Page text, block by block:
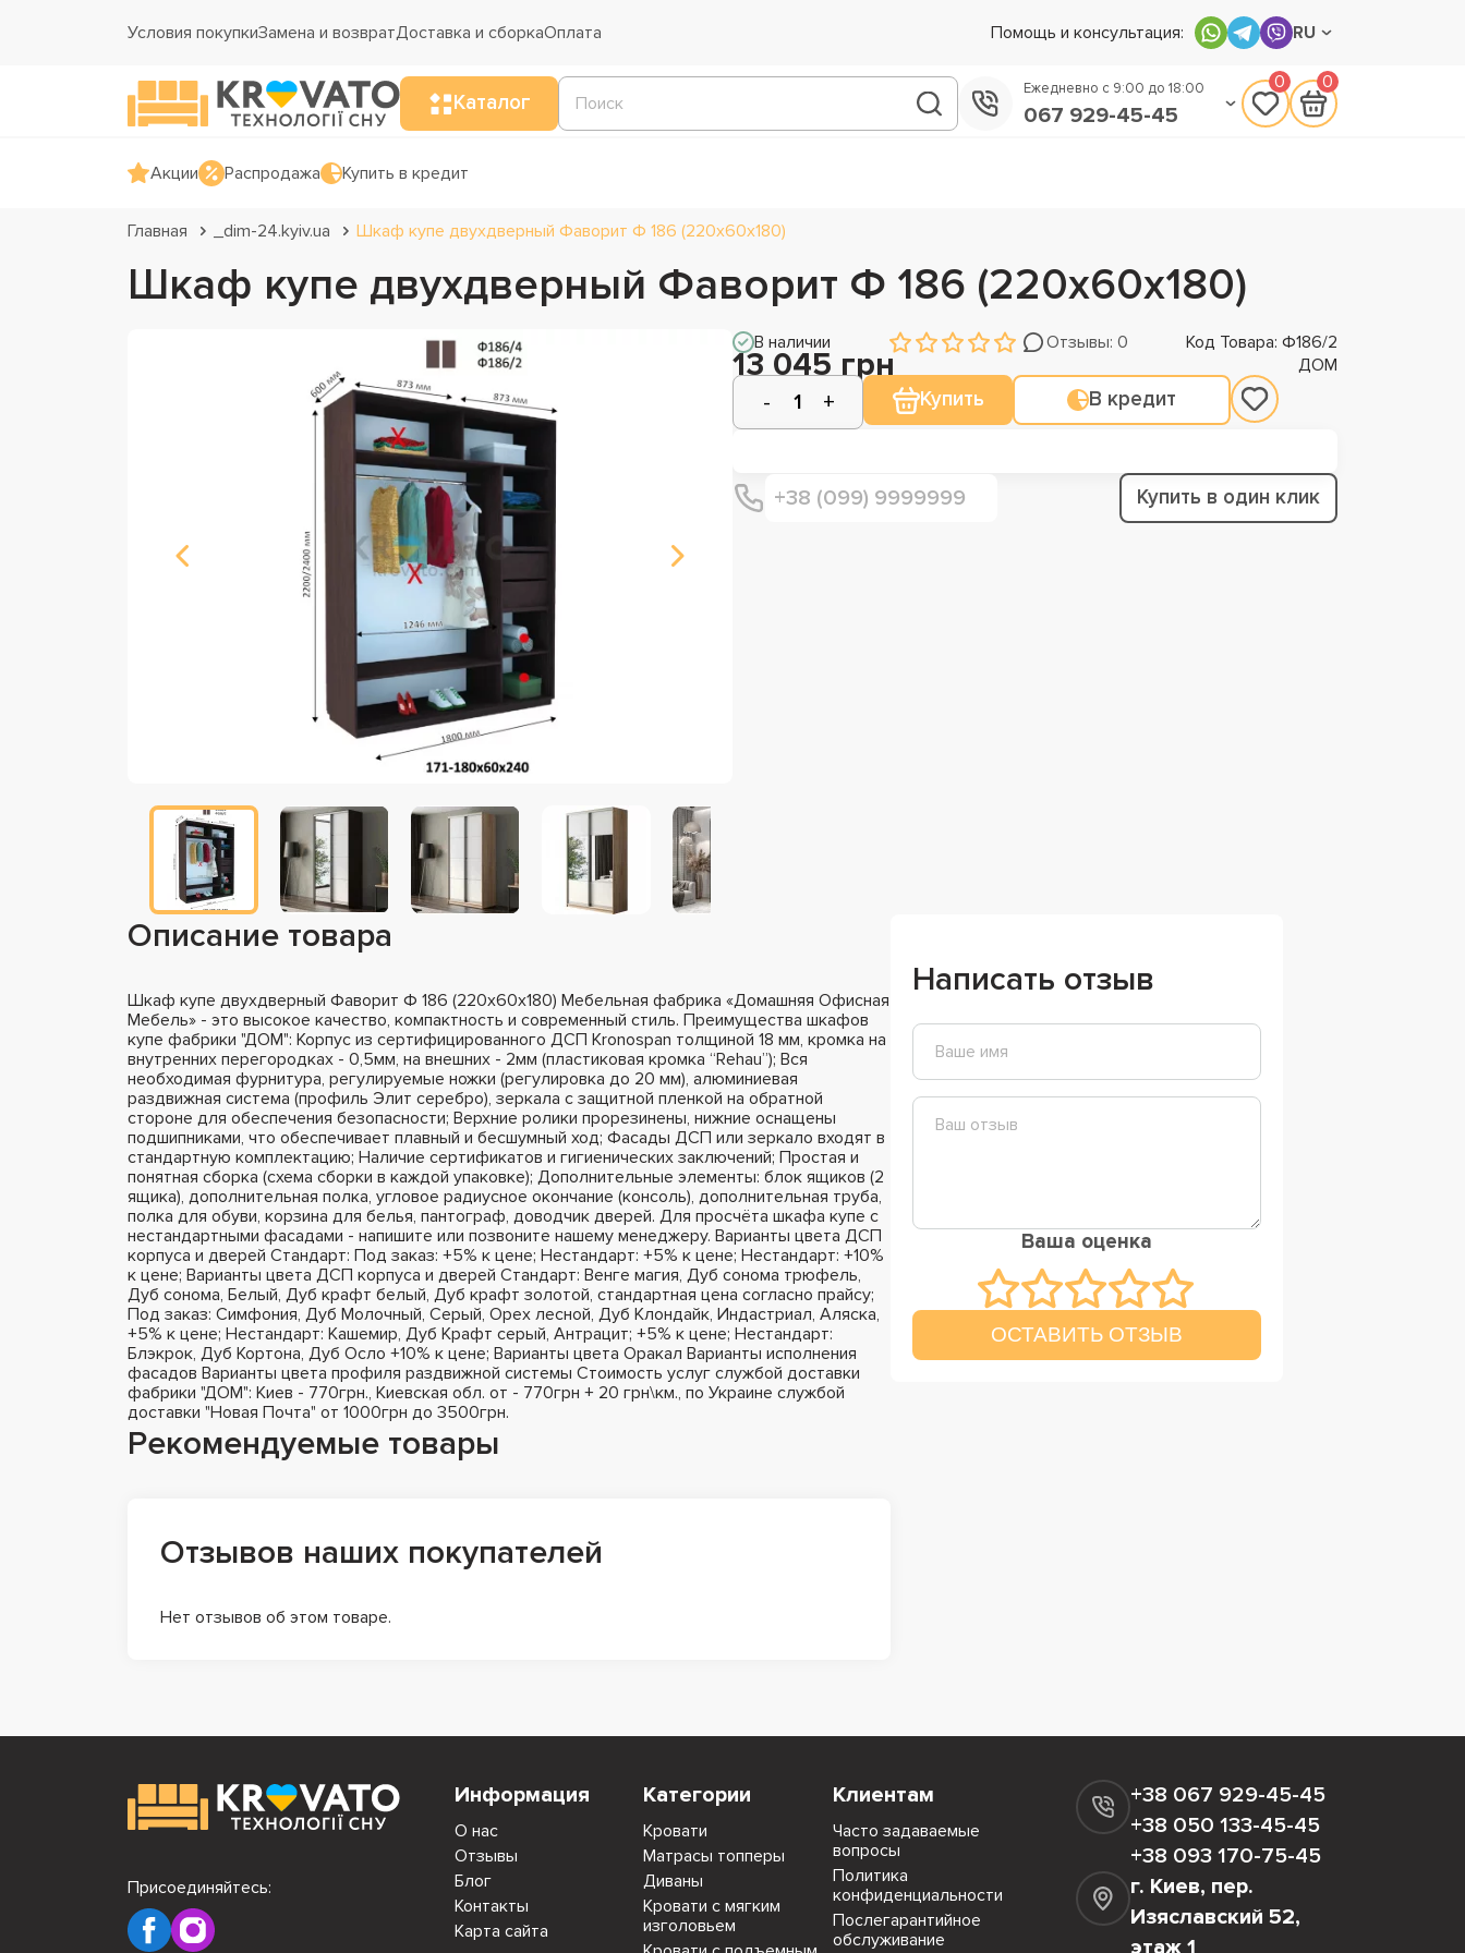
Условия покупкиЗамена и возвратДоставка и сборкаОплата Помощь и консультация: RU
Каталог
Ежедневно с 9:00 до 18:00
067 929-45-45
0 0
Акции Распродажа Купить в кредит
Главная _dim-24.kyiv.ua Шкаф купе двухдверный Фаворит Ф 186 (220х60х180)
Шкаф купе двухдверный Фаворит Ф 186 (220х60х180)
В наличии Отзывы: 0 Код Товара: Ф186/2
13 045 грн ДОМ
Купить В кредит
Купить в один клик
Описание товара
Шкаф купе двухдверный Фаворит Ф 186 (220х60х180) Мебельная фабрика «Домашняя Офисная
Мебель» - это высокое качество, компактность и современный стиль. Преимущества шкафов
купе фабрики "ДОМ": Корпус из сертифицированного ДСП Kronospan толщиной 18 мм, кромка на
внутренних перегородках - 0,5мм, на внешних - 2мм (пластиковая кромка “Rehau”); Вся
необходимая фурнитура, регулируемые ножки (регулировка до 20 мм), алюминиевая
раздвижная система (профиль Элит серебро), зеркала с защитной пленкой на обратной
стороне для обеспечения безопасности; Верхние ролики прорезинены, нижние оснащены
подшипниками, что обеспечивает плавный и бесшумный ход; Фасады ДСП или зеркало входят в
стандартную комплектацию; Наличие сертификатов и гигиенических заключений; Простая и
понятная сборка (схема сборки в каждой упаковке); Дополнительные элементы: блок ящиков (2
ящика), дополнительная полка, угловое радиусное окончание (консоль), дополнительная труба,
полка для обуви, корзина для белья, пантограф, доводчик дверей. Для просчёта шкафа купе с
нестандартными фасадами - напишите или позвоните нашему менеджеру. Варианты цвета ДСП
корпуса и дверей Стандарт: Под заказ: +5% к цене; Нестандарт: +5% к цене; Нестандарт: +10%
к цене; Варианты цвета ДСП корпуса и дверей Стандарт: Венге магия, Дуб сонома трюфель,
Дуб сонома, Белый, Дуб крафт белый, Дуб крафт золотой, стандартная цена согласно прайсу;
Под заказ: Симфония, Дуб Молочный, Серый, Орех лесной, Дуб Клондайк, Индастриал, Аляска,
+5% к цене; Нестандарт: Кашемир, Дуб Крафт серый, Антрацит; +5% к цене; Нестандарт:
Блэкрок, Дуб Кортона, Дуб Осло +10% к цене; Варианты цвета Оракал Варианты исполнения
фасадов Варианты цвета профиля раздвижной системы Стоимость услуг службой доставки
фабрики "ДОМ": Киев - 770грн., Киевская обл. от - 770грн + 20 грн\км., по Украине службой
доставки "Новая Почта" от 1000грн до 3500грн.
Рекомендуемые товары
Отзывов наших покупателей
Нет отзывов об этом товаре.
Написать отзыв
Ваша оценка
ОСТАВИТЬ ОТЗЫВ
Информация
О нас
Отзывы
Блог
Контакты
Карта сайта
Категории
Кровати
Матрасы топперы
Диваны
Кровати с мягким
изголовьем
Клиентам
Часто задаваемые
вопросы
Политика
конфиденциальности
Послегарантийное
обслуживание
+38 067 929-45-45
+38 050 133-45-45
+38 093 170-75-45
г. Киев, пер.
Изяславский 52,
этаж 1
Присоединяйтесь: